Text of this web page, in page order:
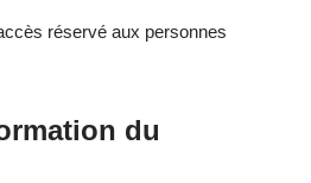
réservé aux personnes
du